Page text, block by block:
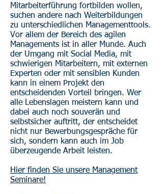
Mitarbeiterführung fortbilden wollen,
suchen andere nach Weiterbildungen
zu unterschiedlichen Managementtools.
Vor allem der Bereich des agilen
Managements ist in aller Munde. Auch
der Umgang mit Social Media, mit
schwierigen Mitarbeitern, mit externen
Experten oder mit sensiblen Kunden
kann in einem Projekt den
entscheidenden Vorteil bringen. Wer
alle Lebenslagen meistern kann und
dabei auch noch souverän und
selbstsicher auftritt, der entscheidet
nicht nur Bewerbungsgespräche für
sich, sondern kann auch im Job
überzeugende Arbeit leisten.
Hier finden Sie unsere Management
Seminare!